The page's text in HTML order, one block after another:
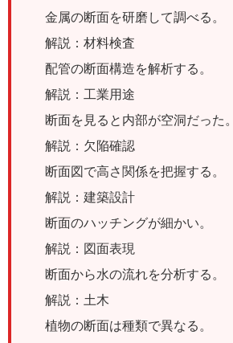
金属の断面を研磨して調べる。
解説：材料検査
配管の断面構造を解析する。
解説：工業用途
断面を見ると内部が空洞だった。
解説：欠陥確認
断面図で高さ関係を把握する。
解説：建築設計
断面のハッチングが細かい。
解説：図面表現
断面から水の流れを分析する。
解説：土木
植物の断面は種類で異なる。